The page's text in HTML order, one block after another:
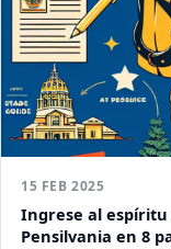
15 FEB 2025
Ingrese al espíritu
Pensilvania en 8